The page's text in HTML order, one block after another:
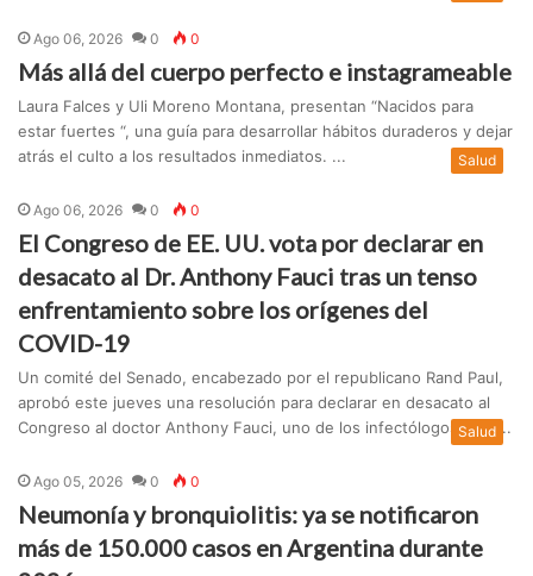
Ago 06, 2026 0 0
Más allá del cuerpo perfecto e instagrameable
Laura Falces y Uli Moreno Montana, presentan “Nacidos para
estar fuertes “, una guía para desarrollar hábitos duraderos y dejar
atrás el culto a los resultados inmediatos. ...
Salud
Ago 06, 2026 0 0
El Congreso de EE. UU. vota por declarar en
desacato al Dr. Anthony Fauci tras un tenso
enfrentamiento sobre los orígenes del
COVID-19
Un comité del Senado, encabezado por el republicano Rand Paul,
aprobó este jueves una resolución para declarar en desacato al
Congreso al doctor Anthony Fauci, uno de los infectólogos más ...
Salud
Ago 05, 2026 0 0
Neumonía y bronquiolitis: ya se notificaron
más de 150.000 casos en Argentina durante